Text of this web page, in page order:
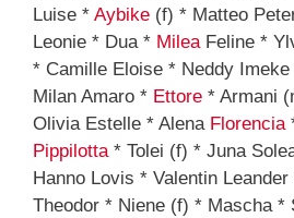
Luise * Aybike (f) * Matteo
Leonie * Dua * MileaFeline *
* Camille Eloise * Neddy
Milan Amaro * Ettore * Armani
Olivia Estelle * Alena Florencia
Pippilotta* Tolei (f) * Juna
Hanno Lovis * Valentin
Theodor * Niene (f) * Mascha *